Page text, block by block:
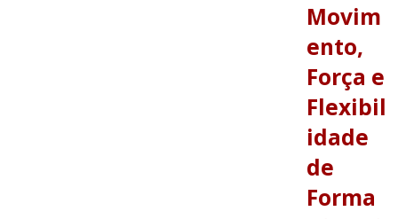
Movim
ento,
Força e
Flexibil
idade
de
Forma